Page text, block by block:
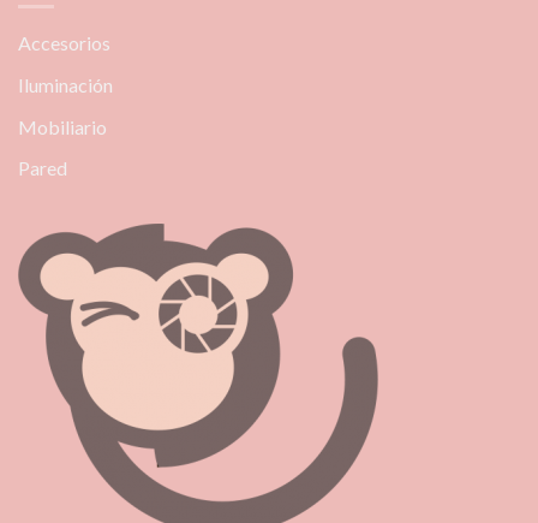
Accesorios
Iluminación
Mobiliario
Pared